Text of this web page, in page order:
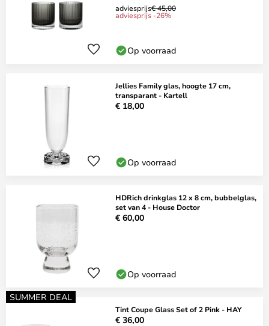
adviesprijs€ 45,00
adviesprijs -26%
Op voorraad
Jellies Family glas, hoogte 17 cm,
transparant - Kartell
€ 18,00
Op voorraad
HDRich drinkglas 12 x 8 cm, bubbelglas,
set van 4 - House Doctor
€ 60,00
Op voorraad
SUMMER DEAL
Tint Coupe Glass Set of 2 Pink - HAY
€ 36,00